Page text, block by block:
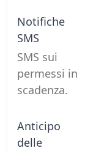
Notifiche
SMS
SMS sui
permessi in
scadenza.
Anticipo
delle